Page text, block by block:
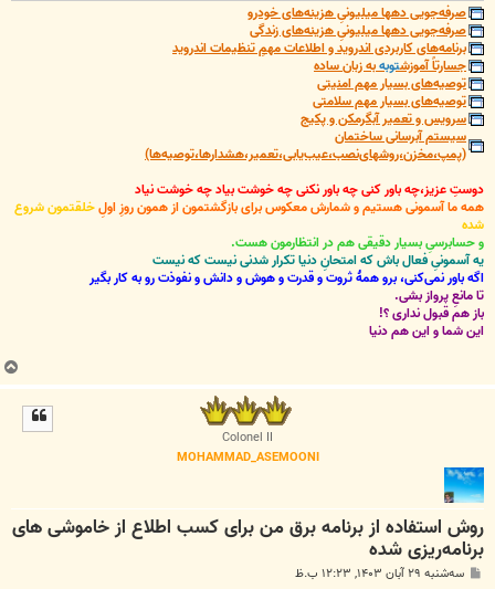
صرفه‌جویی دهها میلیونیِ هزینه‌های خودرو
صرفه‌جویی دهها میلیونیِ هزینه‌های زندگی
برنامه‌های کاربردی اندروید و اطلاعات مهمِ تنظیمات اندروید
جسارتاً آموزشتوبهبه زبان ساده
توصیه‌های بسیار مهم امنیتی
توصیه‌های بسیار مهم سلامتی
سرویس و تعمیر آبگرمکن و پکیج
سیستم آبرسانی ساختمان
(پمپ،مخزن،روشهای‌نصب،عیب‌یابی،تعمیر،هشدارها،توصیه‌ها)
دوستِ عزیز،چه باور کنی چه باور نکنی چه خوشت بیاد چه خوشت نیاد
همه ما آسمونی هستیم و شمارش معکوس برای بازگشتمون از همون روزِ اولِخلقتمون شروع
شده
و حسابرسیِ بسیار دقیقی هم در انتظارمون هست.
یه آسمونیِ فعال باش که امتحانِ دنیا تکرار شدنی نیست که نیست
اگه باور نمی‌کنی، برو همۀ ثروت و قدرت و هوش و دانش و نفوذت رو به کار بگیر
تا مانعِ پرواز بشی.
باز هم قبول نداری ؟!
این شما و این هم دنیا
ب
ا
Colonel II
MOHAMMAD_ASEMOONI
روش استفاده از برنامه برق من برای کسب اطلاع از خاموشی های
برنامه‌ریزی شده
پ سه‌شنبه ۲۹ آبان ۱۴۰۳, ۱۲:۲۳ ب.ظ